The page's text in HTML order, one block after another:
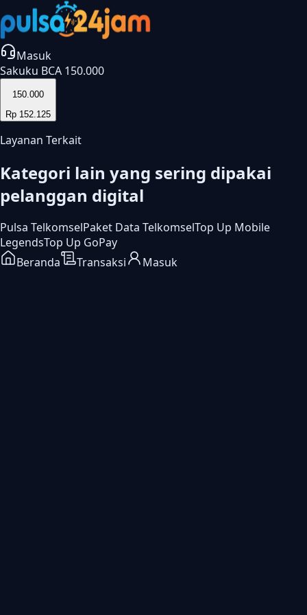
Masuk
Sakuku BCA 150.000
150.000
Rp 152.125
Layanan Terkait
Kategori lain yang sering dipakai
pelanggan digital
Pulsa TelkomselPaket Data TelkomselTop Up Mobile
LegendsTop Up GoPay
Beranda
Transaksi Masuk